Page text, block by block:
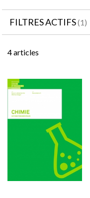
4articles
FILTRES ACTIFS